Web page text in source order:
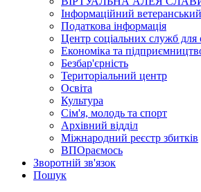
Інформаційний
Податкова інформація
Центр соціальних служб для
Економіка та
Безбар'єрність
Територіальний центр
Освіта
Культура
Сім'я, молодь та спорт
Архівний відділ
Міжнародний реєстр збитків
ВПОраємось
Зворотній зв'язок
Пошук